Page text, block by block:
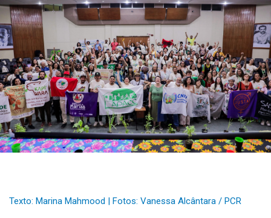
Texto: Marina Mahmood | Fotos: Vanessa Alcântara / PCR